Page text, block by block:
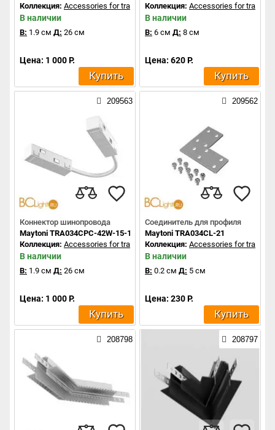
Коллекция: Accessories for tracks Exility
В наличии
В: 1.9 см Д: 26 см
Цена: 1 000 Р.
Купить
Коллекция: Accessories for tracks
В наличии
В: 6 см Д: 8 см
Цена: 620 Р.
Купить
209563
Коннектор шинопровода
Maytoni TRA034CPC-42W-15-1
Коллекция: Accessories for tracks Exility
В наличии
В: 1.9 см Д: 26 см
Цена: 1 000 Р.
Купить
209562
Соединитель для профиля
Maytoni TRA034CL-21
Коллекция: Accessories for tracks
В наличии
В: 0.2 см Д: 5 см
Цена: 230 Р.
Купить
208798 208797